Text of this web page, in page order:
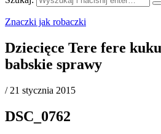
Znaczki jak robaczki
Dziecięce Tere fere
babskie sprawy
/ 21 stycznia 2015
DSC_0762